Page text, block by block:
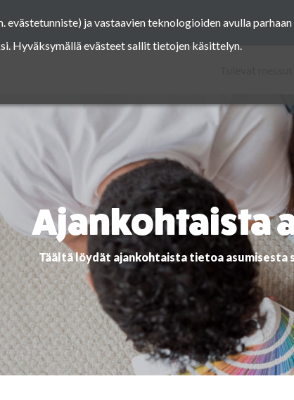
Ajankohtaista
Täältä löydät ajankohtaista tietoa
evästetunniste) ja vastaavien teknologioiden avulla
Hyväksymällä evästeet sallit tietojen käsittelyn.